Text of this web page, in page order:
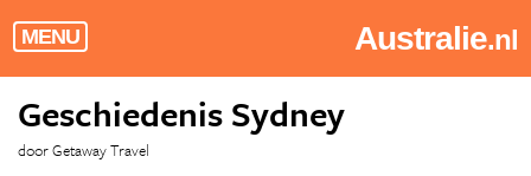
MENU Australie.nl
Geschiedenis Sydney
door Getaway Travel